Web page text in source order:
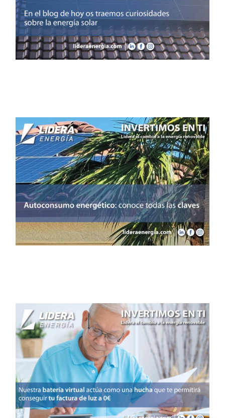
energía solar
Noticias
Autoconsumo energético:
conoce todas las claves
Noticias
¿Qué es la batería virtual?
Conoce la hucha solar de
Lidera Energía
Noticias